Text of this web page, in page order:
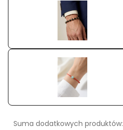
Suma dodatkowych produktów: